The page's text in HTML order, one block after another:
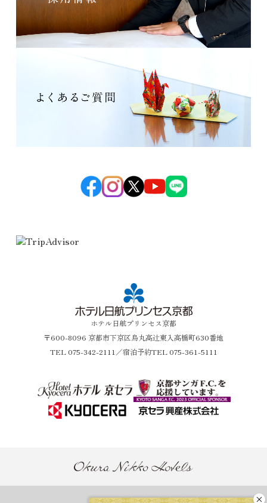
ホテル日航プリンセス京都
〒600-8096 京都市下京区烏丸高辻東入高橋町630番地
TEL075-342-2111／宿泊予約TEL 075-361-5111